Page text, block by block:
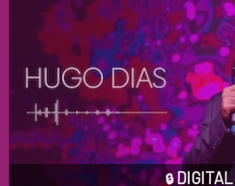
🔒DIGITAL